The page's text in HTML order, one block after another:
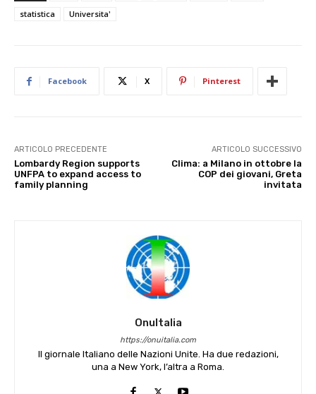
statistica
Universita'
Facebook X Pinterest
ARTICOLO PRECEDENTE
Lombardy Region supports
UNFPA to expand access to
family planning
ARTICOLO SUCCESSIVO
Clima: a Milano in ottobre la
COP dei giovani, Greta
invitata
OnuItalia
https://onuitalia.com
Il giornale Italiano delle Nazioni Unite. Ha due redazioni,
una a New York, l’altra a Roma.